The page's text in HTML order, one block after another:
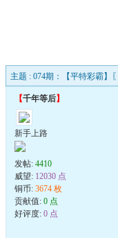
主题 : 074期：【平特彩霸】
【千年等后】
新手上路
发帖: 4410
威望: 12030 点
铜币: 3674 枚
贡献值: 0 点
好评度: 0 点